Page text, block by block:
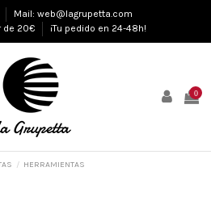
Mail: web@lagrupetta.com
de 20€
¡Tu pedido en 24-48h!
0
HERRAMIENTAS